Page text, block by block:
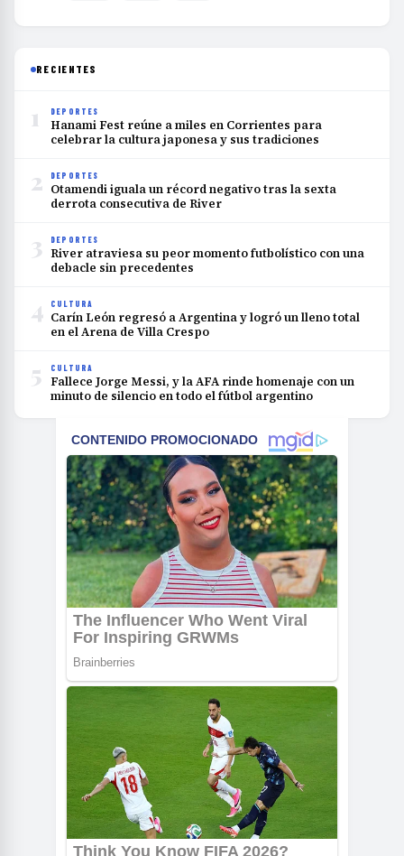
RECIENTES
1 DEPORTES
Hanami Fest reúne a miles en Corrientes para
celebrar la cultura japonesa y sus tradiciones
2 DEPORTES
Otamendi iguala un récord negativo tras la sexta
derrota consecutiva de River
3 DEPORTES
River atraviesa su peor momento futbolístico con una
debacle sin precedentes
4 CULTURA
Carín León regresó a Argentina y logró un lleno total
en el Arena de Villa Crespo
5 CULTURA
Fallece Jorge Messi, y la AFA rinde homenaje con un
minuto de silencio en todo el fútbol argentino